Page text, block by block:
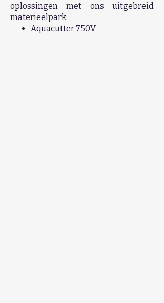
oplossingen met ons uitgebreid
materieelpark:
Aquacutter​ 750V